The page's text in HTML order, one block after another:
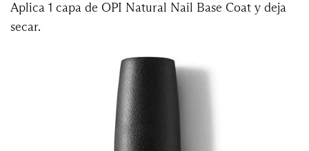
Aplica 1 capa de OPI Natural Nail Base Coat y deja
secar.